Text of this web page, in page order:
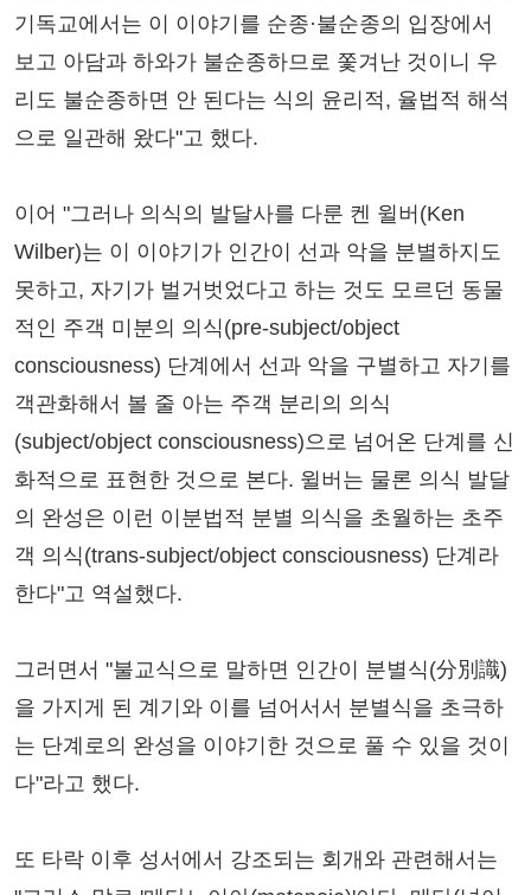
기독교에서는 이 이야기를 순종·불순종의 입장에서
보고 아담과 하와가 불순종하므로 쫓겨난 것이니 우
리도 불순종하면 안 된다는 식의 윤리적, 율법적 해석
으로 일관해 왔다"고 했다.
이어 "그러나 의식의 발달사를 다룬 켄 윌버(Ken
Wilber)는 이 이야기가 인간이 선과 악을 분별하지도
못하고, 자기가 벌거벗었다고 하는 것도 모르던 동물
적인 주객 미분의 의식(pre-subject/object
consciousness) 단계에서 선과 악을 구별하고 자기를
객관화해서 볼 줄 아는 주객 분리의 의식
(subject/object consciousness)으로 넘어온 단계를 신
화적으로 표현한 것으로 본다. 윌버는 물론 의식 발달
의 완성은 이런 이분법적 분별 의식을 초월하는 초주
객 의식(trans-subject/object consciousness) 단계라
한다"고 역설했다.
그러면서 "불교식으로 말하면 인간이 분별식(分別識)
을 가지게 된 계기와 이를 넘어서서 분별식을 초극하
는 단계로의 완성을 이야기한 것으로 풀 수 있을 것이
다"라고 했다.
또 타락 이후 성서에서 강조되는 회개와 관련해서는